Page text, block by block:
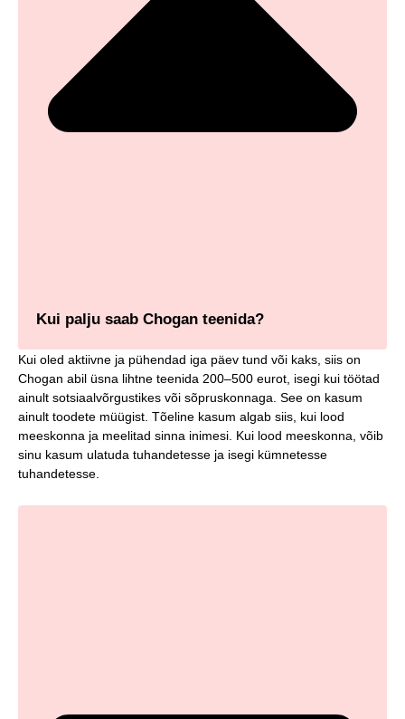
Kui palju saab Chogan teenida?
Kui oled aktiivne ja pühendad iga päev tund või kaks, siis on
Chogan abil üsna lihtne teenida 200–500 eurot, isegi kui töötad
ainult sotsiaalvõrgustikes või sõpruskonnaga. See on kasum
ainult toodete müügist. Tõeline kasum algab siis, kui lood
meeskonna ja meelitad sinna inimesi. Kui lood meeskonna, võib
sinu kasum ulatuda tuhandetesse ja isegi kümnetesse
tuhandetesse.